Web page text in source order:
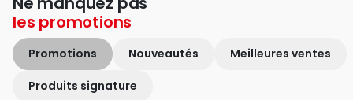
les promotions
Promotions Nouveautés Meilleures ventes
Produits signature